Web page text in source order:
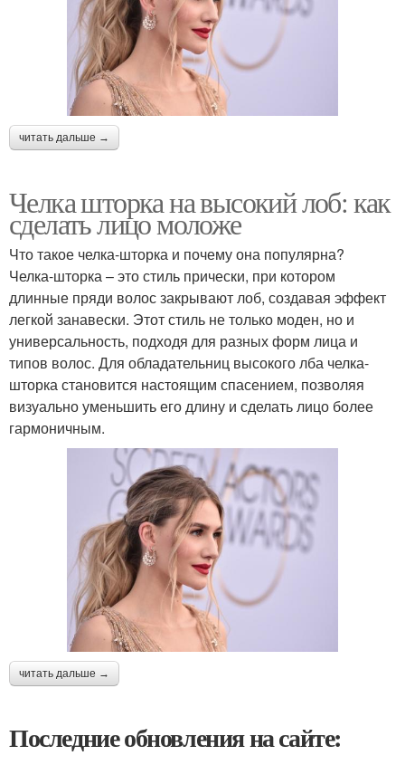
читать дальше →
Челка шторка на высокий лоб: как
сделать лицо моложе
Что такое челка-шторка и почему она популярна?
Челка-шторка – это стиль прически, при котором
длинные пряди волос закрывают лоб, создавая эффект
легкой занавески. Этот стиль не только моден, но и
универсальность, подходя для разных форм лица и
типов волос. Для обладательниц высокого лба челка-
шторка становится настоящим спасением, позволяя
визуально уменьшить его длину и сделать лицо более
гармоничным.
читать дальше →
Последние обновления на сайте: